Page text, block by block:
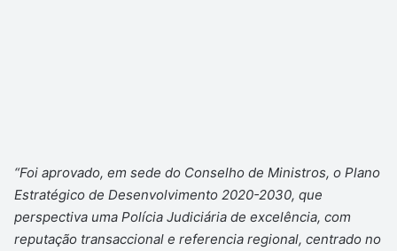
“Foi aprovado, em sede do Conselho de Ministros, o Plano
Estratégico de Desenvolvimento 2020-2030, que
perspectiva uma Polícia Judiciária de excelência, com
reputação transaccional e referencia regional, centrado no